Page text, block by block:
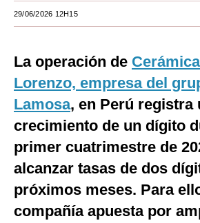
Mix
G de Gestión
Notas Contratadas
Podcast
Gestión TV
Videos
29/06/2026 12H15
La operación de
Lorenzo, empresa del
Lamosa, en Perú registra
crecimiento de un dígito
primer cuatrimestre de
alcanzar tasas de dos
próximos meses. Para
compañía apuesta por